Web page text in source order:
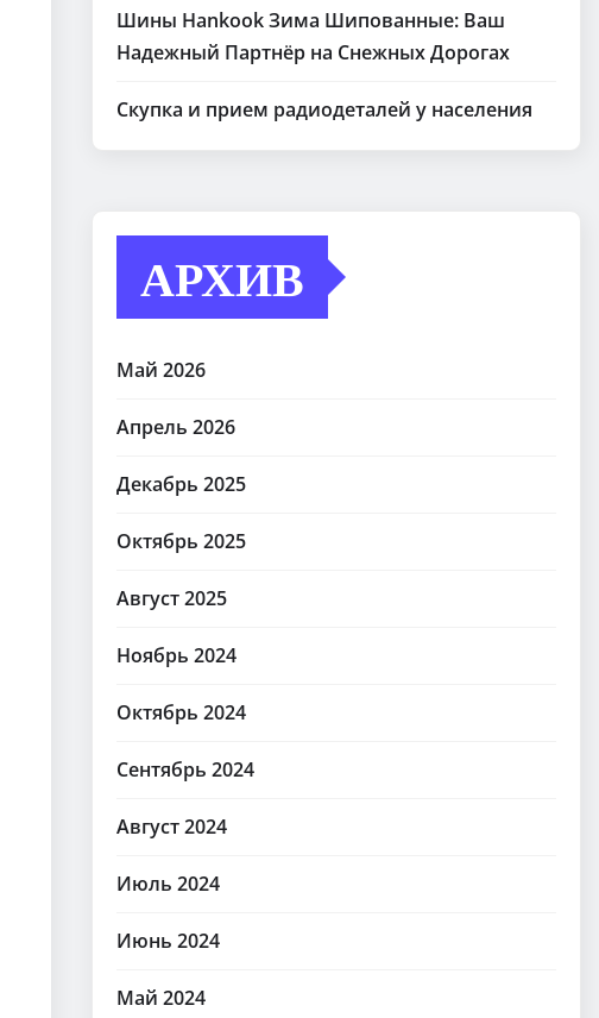
Шины Hankook Зима Шипованные: Ваш
Надежный Партнёр на Снежных Дорогах
Скупка и прием радиодеталей у населения
АРХИВ
Май 2026
Апрель 2026
Декабрь 2025
Октябрь 2025
Август 2025
Ноябрь 2024
Октябрь 2024
Сентябрь 2024
Август 2024
Июль 2024
Июнь 2024
Май 2024